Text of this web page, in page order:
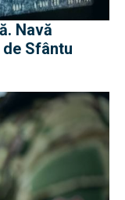
Navă
Sfântu